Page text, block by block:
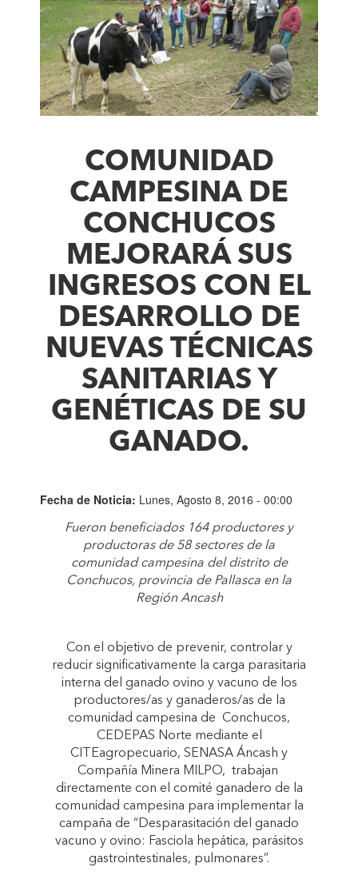
COMUNIDAD
CAMPESINA DE
CONCHUCOS
MEJORARÁ SUS
INGRESOS CON EL
DESARROLLO DE
NUEVAS TÉCNICAS
SANITARIAS Y
GENÉTICAS DE SU
GANADO.
Fecha de Noticia: Lunes, Agosto 8, 2016 - 00:00
Fueron beneficiados 164 productores y
productoras de 58 sectores de la
comunidad campesina del distrito de
Conchucos, provincia de Pallasca en la
Región Ancash
Con el objetivo de prevenir, controlar y
reducir significativamente la carga parasitaria
interna del ganado ovino y vacuno de los
productores/as y ganaderos/as de la
comunidad campesina de Conchucos,
CEDEPAS Norte mediante el
CITEagropecuario, SENASA Áncash y
Compañía Minera MILPO, trabajan
directamente con el comité ganadero de la
comunidad campesina para implementar la
campaña de “Desparasitación del ganado
vacuno y ovino: Fasciola hepática, parásitos
gastrointestinales, pulmonares”.